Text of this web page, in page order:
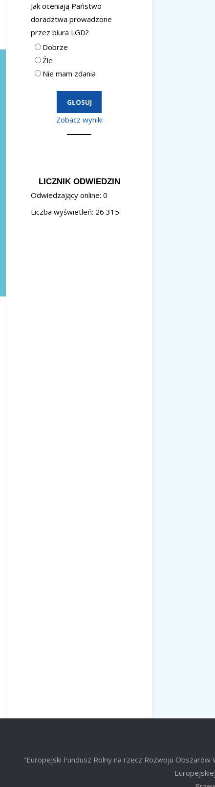
Jak oceniają Państwo
doradztwa prowadzone
przez biura LGD?
Dobrze
Źle
Nie mam zdania
Zobacz wyniki
LICZNIK ODWIEDZIN
Odwiedzający online: 0
Liczba wyświetleń: 26 315
"Europejski Fundusz Rolny na rzecz Rozwoju